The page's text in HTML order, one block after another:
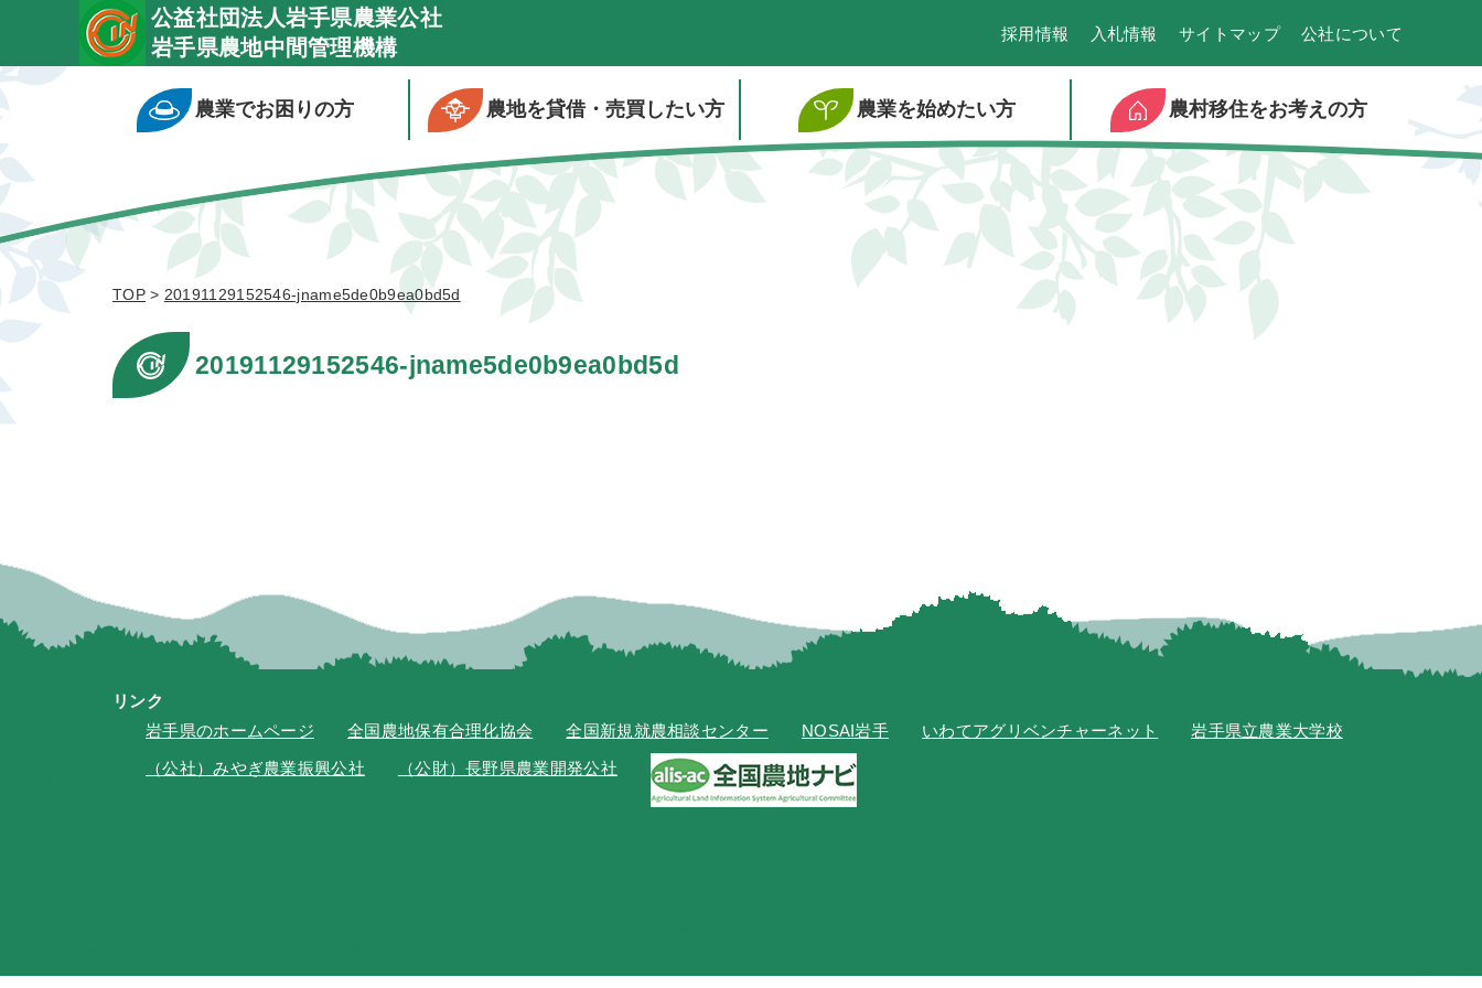
公益社団法人岩手県農業公社
岩手県農地中間管理機構
採用情報 入札情報 サイトマップ 公社について
農業でお困りの方 農地を貸借・売買したい方 農業を始めたい方 農村移住をお考えの方
TOP> 20191129152546-jname5de0b9ea0bd5d
20191129152546-jname5de0b9ea0bd5d
リンク
岩手県のホームページ
全国農地保有合理化協会 全国新規就農相談センター NOSAI岩手 いわてアグリベンチャーネット 岩手県立農業大学校
（公社）みやぎ農業振興公社 （公財）長野県農業開発公社